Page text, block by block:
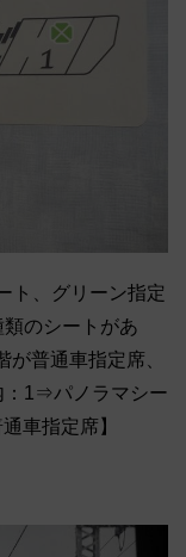
ト、グリーン指定
のシートがあ
普通車指定席、
：1⇒パノラマシー
車指定席】